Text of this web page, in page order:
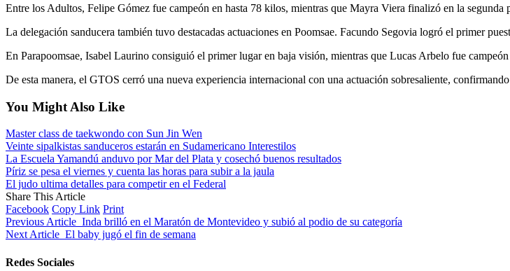
Entre los Adultos, Felipe Gómez fue campeón en hasta 78 kilos, mientras que Mayra Viera finalizó en la segunda
La delegación sanducera también tuvo destacadas actuaciones en Poomsae. Facundo Segovia logró el primer
En Parapoomsae, Isabel Laurino consiguió el primer lugar en baja visión, mientras que Lucas Arbelo fue
De esta manera, el GTOS cerró una nueva experiencia internacional con una actuación sobresaliente,
You Might Also Like
Master class de taekwondo con Sun Jin Wen
Veinte sipalkistas sanduceros estarán en Sudamericano Interestilos
La Escuela Yamandú anduvo por Mar del Plata y cosechó buenos resultados
Píriz se pesa el viernes y cuenta las horas para subir a la jaula
El judo ultima detalles para competir en el Federal
Share This Article
Facebook Copy Link Print
Previous Article Inda brilló en el Maratón de Montevideo y subió al podio de su categoría
Next Article El baby jugó el fin de semana
Redes Sociales